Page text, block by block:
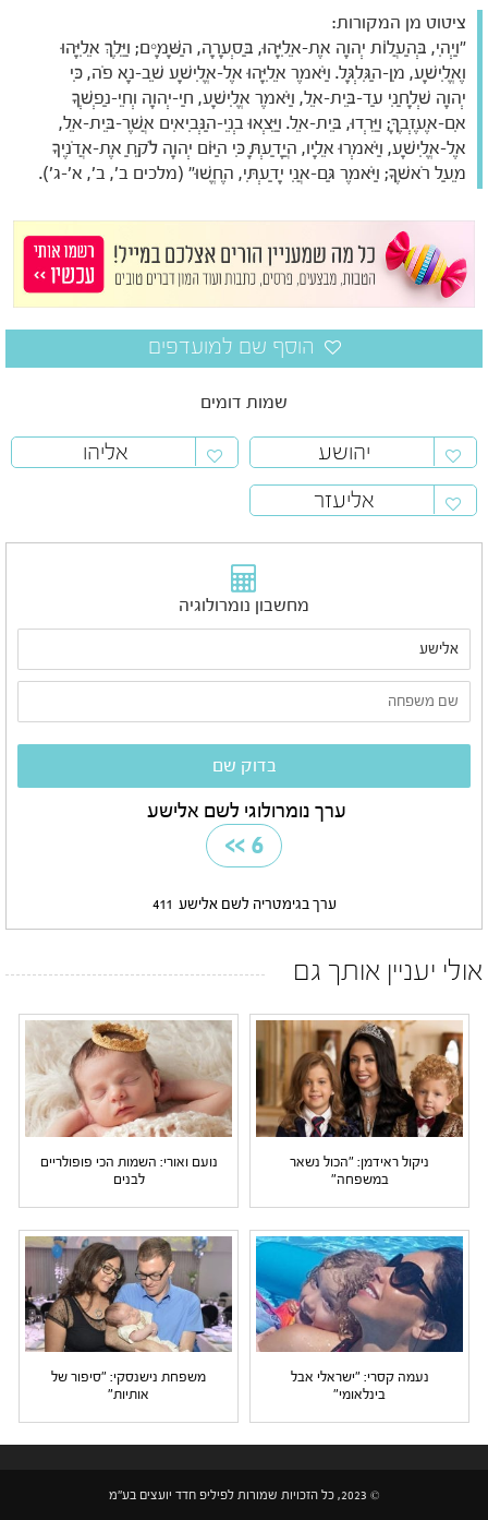
ציטוט מן המקורות:
"וַיְהִי, בְּהַעֲלוֹת יְהוָה אֶת-אֵלִיָּהוּ, בַּסְעָרָה, הַשָּׁמָיִם; וַיֵּלֶךְ אֵלִיָּהוּ
וֶאֱלִישָׁע, מִן-הַגִּלְגָּל. וַיֹּאמֶר אֵלִיָּהוּ אֶל-אֱלִישָׁע שֵׁב-נָא פֹה, כִּי
יְהוָה שְׁלָחַנִי עַד-בֵּית-אֵל, וַיֹּאמֶר אֱלִישָׁע, חַי-יְהוָה וְחֵי-נַפְשְׁךָ
אִם-אֶעֶזְבֶךָּ; וַיֵּרְדוּ, בֵּית-אֵל. וַיֵּצְאוּ בְנֵי-הַנְּבִיאִים אֲשֶׁר-בֵּית-אֵל,
אֶל-אֱלִישָׁע, וַיֹּאמְרוּ אֵלָיו, הֲיָדַעְתָּ כִּי הַיּוֹם יְהוָה לֹקֵחַ אֶת-אֲדֹנֶיךָ
מֵעַל רֹאשֶׁךָ; וַיֹּאמֶר גַּם-אֲנִי יָדַעְתִּי, הֶחֱשׁוּ" (מלכים ב', ב', א'-ג').
שמות דומים
יהושע
אליהו
אליעזר
מחשבון נומרולוגיה
ערך נומרולוגי לשם אלישע
6
>>
ערך בגימטריה לשם אלישע 411
אולי יעניין אותך גם
ניקול ראידמן: "הכול נשאר
במשפחה"
נועם ואורי: השמות הכי פופולריים
לבנים
נעמה קסרי: "ישראלי אבל
בינלאומי"
משפחת נישנסקי: "סיפור של
אותיות"
© 2023, כל הזכויות שמורות לפיליפ חדד יועצים בע"מ